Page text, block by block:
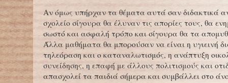
Αν όμως υπήρχαν τα θέματα αυτά σαν διδακτικά
σχολείο σίγουρα θα έλυναν τις απορίες τους, θα
σωστό και ασφαλή τρόπο και σίγουρα θα τα
Άλλα μαθήματα θα μπορούσαν να είναι η υγιεινή
τηλεόραση και ο καταναλωτισμός, η ανάπτυξη
συνείδησης, η επαφή με άλλους πολιτισμούς και
απασχολεί τα παιδιά σήμερα και συμβάλλει στο